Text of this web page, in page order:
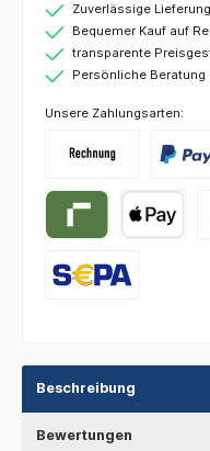
Zuverlässige Lieferung
Bequemer Kauf auf
transparente
Persönliche Beratung
Unsere Zahlungsarten:
Beschreibung
Bewertungen